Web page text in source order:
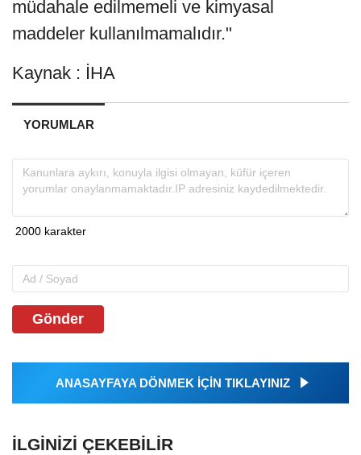
müdahale edilmemeli ve kimyasal
maddeler kullanılmamalıdır."
Kaynak : İHA
YORUMLAR
Gönder
ANASAYFAYA DÖNMEK İÇİN TIKLAYINIZ
İLGINIZI ÇEKEBILIR